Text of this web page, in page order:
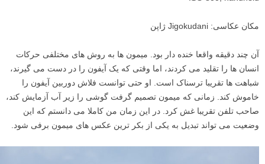
مکان عکاسی: Jigokudani ژاپن
آن چند دقیقه واقعا خنده دار بود. میمون ها به روش های مختلفی حرکات
انسان ها را تقلید می کردند، اما وقتی که یک آیفون را در دست می گیرند،
شباهت ها تقریبا ترسناک است. او حتی توانست فلاش دوربین آیفون را
خاموش کند. زمانی که میمون تصمیم گرفت گوشی را زیر آب آزمایش کند،
صاحب تلفن تقریبا غش کرد. در این زمان من کاملا می دانستم که این
وضعیت می تواند تبدیل به یکی از بکر ترین عکس های میمون برفی شود.